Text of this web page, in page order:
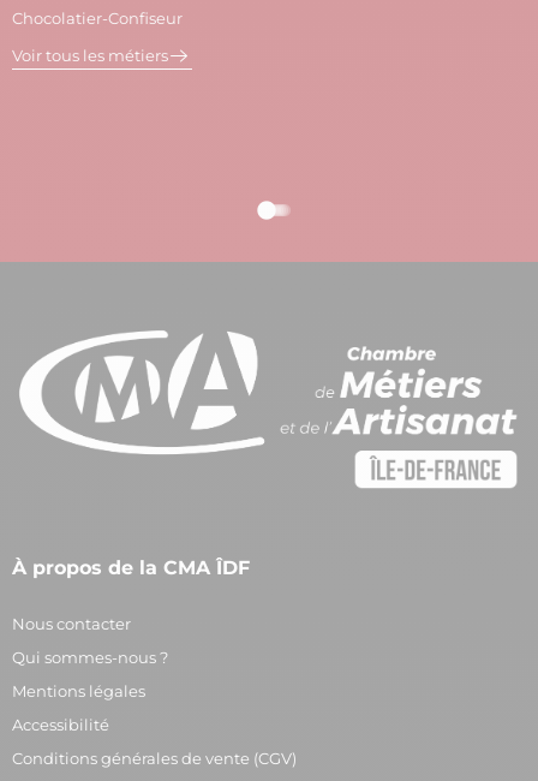
Chocolatier-Confiseur
Voir tous les métiers
À propos de la CMA ÎDF
Nous contacter
Qui sommes-nous ?
Mentions légales
Accessibilité
Conditions générales de vente (CGV)